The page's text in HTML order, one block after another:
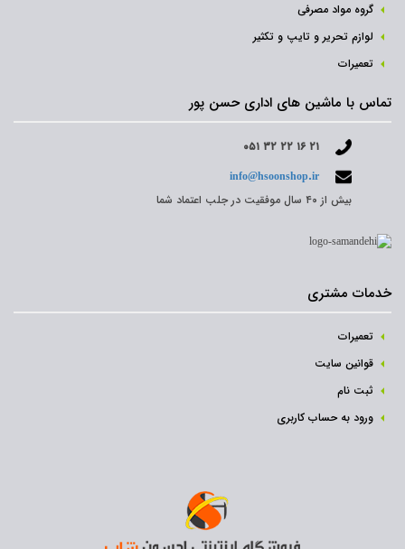
گروه مواد مصرفی
لوازم تحریر و تایپ و تکثیر
تعمیرات
تماس با ماشین های اداری حسن پور
۰۵۱ ۳۲ ۲۲ ۱۶ ۲۱
info@hsoonshop.ir
بیش از ۴۰ سال موفقیت در جلب اعتماد شما
خدمات مشتری
تعمیرات
قوانین سایت
ثبت نام‌
ورود به حساب کاربری